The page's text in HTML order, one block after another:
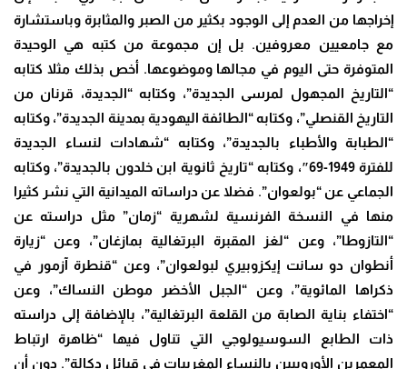
إخراجها من العدم إلى الوجود بكثير من الصبر والمثابرة وباستشارة
مع جامعيين معروفين. بل إن مجموعة من كتبه هي الوحيدة
المتوفرة حتى اليوم في مجالها وموضوعها. أخص بذلك مثلا كتابه
“التاريخ المجهول لمرسى الجديدة”، وكتابه “الجديدة، قرنان من
التاريخ القنصلي”، وكتابه “الطائفة اليهودية بمدينة الجديدة”، وكتابه
“الطبابة والأطباء بالجديدة”، وكتابه “شهادات لنساء الجديدة
للفترة 1949-69″، وكتابه “تاريخ ثانوية ابن خلدون بالجديدة”، وكتابه
الجماعي عن “بولعوان”. فضلا عن دراساته الميدانية التي نشر كثيرا
منها في النسخة الفرنسية لشهرية “زمان” مثل دراسته عن
“التازوطا”، وعن “لغز المقبرة البرتغالية بمازغان”، وعن “زيارة
أنطوان دو سانت إيكزوبيري لبولعوان”، وعن “قنطرة آزمور في
ذكراها المائوية”، وعن “الجبل الأخضر موطن النساك”، وعن
“اختفاء بناية الصابة من القلعة البرتغالية”، بالإضافة إلى دراسته
ذات الطابع السوسيولوجي التي تناول فيها “ظاهرة ارتباط
المعمرين الأوروبيين بالنساء المغربيات في قبائل دكالة”. دون أن